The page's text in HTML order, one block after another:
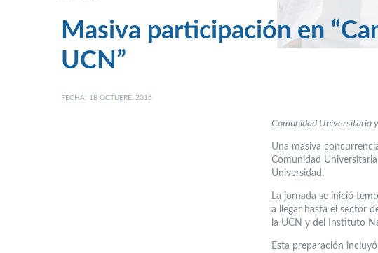
Masiva participación en
UCN”
FECHA: 18 OCTUBRE, 2016
Comunidad Universitaria
Una masiva
Comunidad
Universidad.
La jornada se inició
a llegar hasta el sector
la UCN y del Instituto
Esta preparación